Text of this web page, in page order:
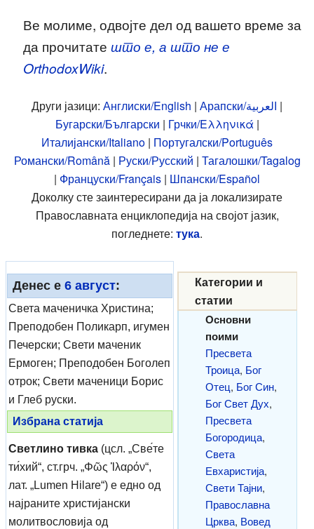
Ве молиме, одвојте дел од вашето време за
да прочитатешто е, а што не е
OrthodoxWiki.
Други јазици: Англиски/English | Арапски/العربية |
Бугарски/Български | Грчки/Ελληνικά |
Италијански/Italiano | Португалски/Português
Романски/Română| Руски/Русский | Тагалошки/Tagalog
| Француски/Français | Шпански/Español
Доколку сте заинтересирани да ја локализирате
Православната енциклопедија на својот јазик,
погледнете: тука.
Денес е 6 август:
Света маченичка Христина;
Преподобен Поликарп, игумен
Печерски; Свети маченик
Ермоген; Преподобен Боголеп
отрок; Свети маченици Борис
и Глеб руски.
Избрана статија
Светлино тивка (цсл. „Све́те
ти́хий“, ст.грч. „Φῶς Ἱλαρόν“,
лат. „Lumen Hilare“) е едно од
најраните христијански
молитвословија од
Категории и
статии
Основни
поими
Пресвета
Троица, Бог
Отец, Бог Син,
Бог Свет Дух,
Пресвета
Богородица,
Света
Евхаристија,
Свети Тајни,
Православна
Црква, Вовед